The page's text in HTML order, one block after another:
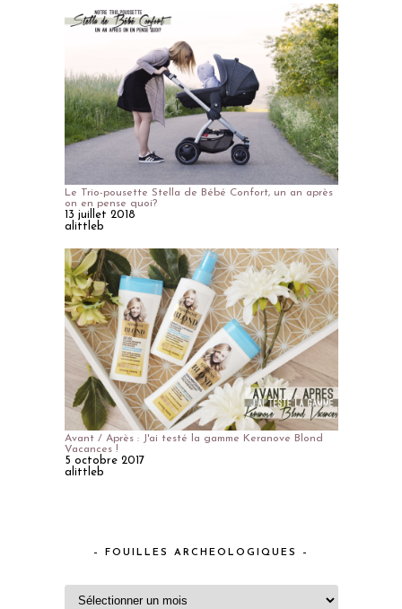
Le Trio-pousette Stella de Bébé Confort, un an après
on en pense quoi?
13 juillet 2018
alittleb
Avant / Après : J'ai testé la gamme Keranove Blond
Vacances !
5 octobre 2017
alittleb
– FOUILLES ARCHEOLOGIQUES –